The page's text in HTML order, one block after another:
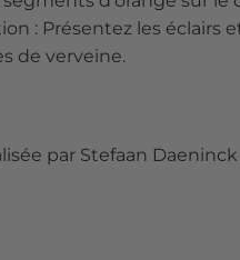
: Présentez les éclairs
de verveine.
par Stefaan